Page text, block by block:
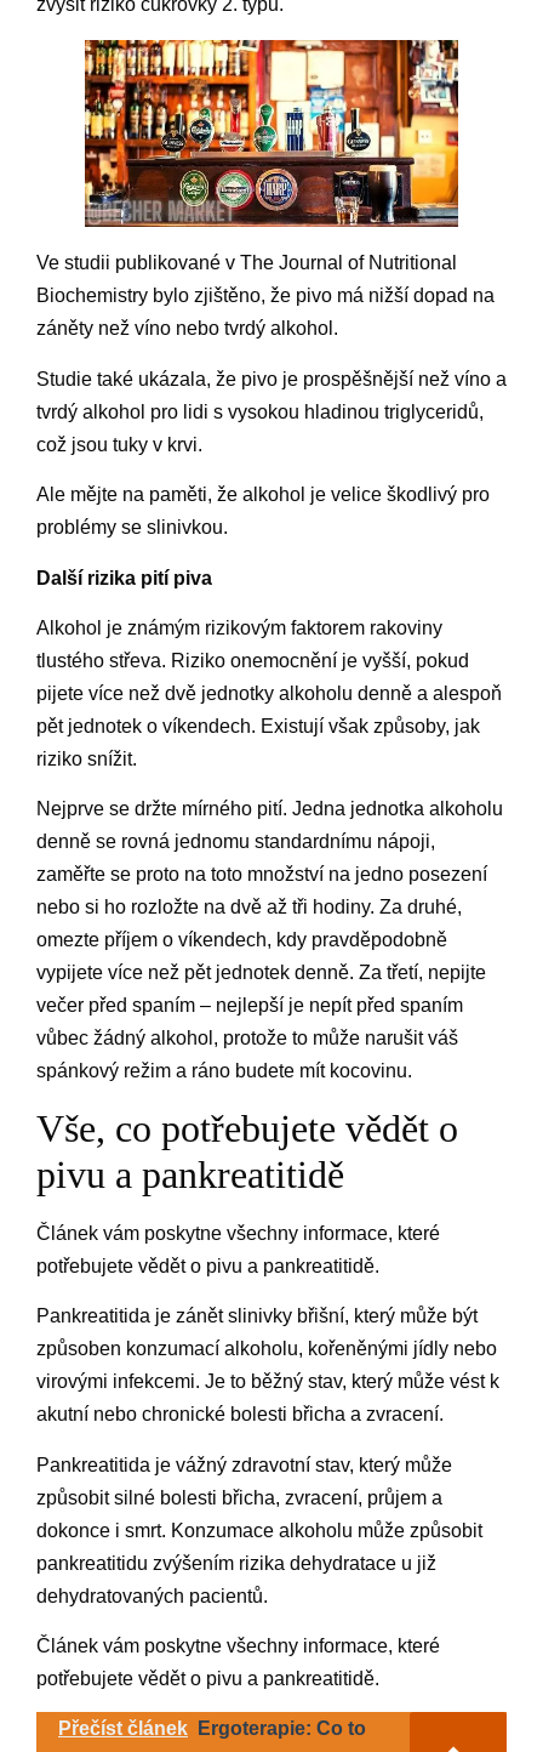
zvýšit riziko cukrovky 2. typu.
Ve studii publikované v The Journal of Nutritional
Biochemistry bylo zjištěno, že pivo má nižší dopad na
záněty než víno nebo tvrdý alkohol.
Studie také ukázala, že pivo je prospěšnější než víno a
tvrdý alkohol pro lidi s vysokou hladinou triglyceridů,
což jsou tuky v krvi.
Ale mějte na paměti, že alkohol je velice škodlivý pro
problémy se slinivkou.
Další rizika pití piva
Alkohol je známým rizikovým faktorem rakoviny
tlustého střeva. Riziko onemocnění je vyšší, pokud
pijete více než dvě jednotky alkoholu denně a alespoň
pět jednotek o víkendech. Existují však způsoby, jak
riziko snížit.
Nejprve se držte mírného pití. Jedna jednotka alkoholu
denně se rovná jednomu standardnímu nápoji,
zaměřte se proto na toto množství na jedno posezení
nebo si ho rozložte na dvě až tři hodiny. Za druhé,
omezte příjem o víkendech, kdy pravděpodobně
vypijete více než pět jednotek denně. Za třetí, nepijte
večer před spaním – nejlepší je nepít před spaním
vůbec žádný alkohol, protože to může narušit váš
spánkový režim a ráno budete mít kocovinu.
Vše, co potřebujete vědět o
pivu a pankreatitidě
Článek vám poskytne všechny informace, které
potřebujete vědět o pivu a pankreatitidě.
Pankreatitida je zánět slinivky břišní, který může být
způsoben konzumací alkoholu, kořeněnými jídly nebo
virovými infekcemi. Je to běžný stav, který může vést k
akutní nebo chronické bolesti břicha a zvracení.
Pankreatitida je vážný zdravotní stav, který může
způsobit silné bolesti břicha, zvracení, průjem a
dokonce i smrt. Konzumace alkoholu může způsobit
pankreatitidu zvýšením rizika dehydratace u již
dehydratovaných pacientů.
Článek vám poskytne všechny informace, které
potřebujete vědět o pivu a pankreatitidě.
Přečíst článek
Ergoterapie: Co to